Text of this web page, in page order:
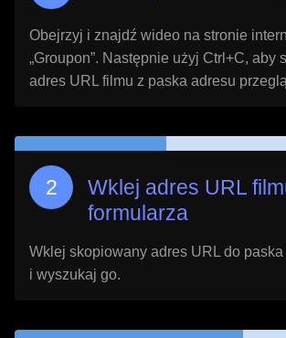
Obejrzyj i znajdź wideo na stronie
„Groupon”. Następnie użyj Ctrl+C, aby
adres URL filmu z paska adresu
Wklej adres URL
formularza
Wklej skopiowany adres URL do
i wyszukaj go.